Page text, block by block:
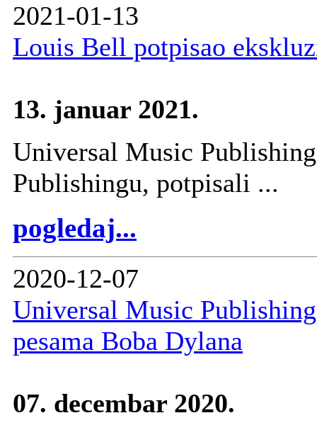
2021-01-13
Louis Bell potpisao
13. januar 2021.
Universal Music
Publishingu, potpisali ...
pogledaj...
2020-12-07
Universal Music
pesama Boba Dylana
07. decembar 2020.